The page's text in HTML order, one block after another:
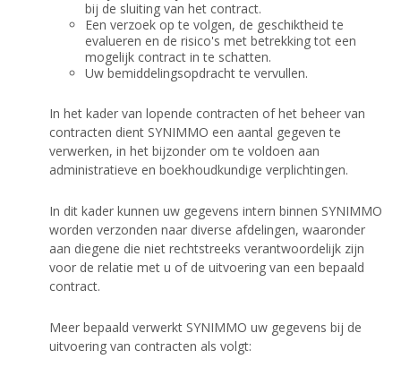
bij de sluiting van het contract.
Een verzoek op te volgen, de geschiktheid te
evalueren en de risico's met betrekking tot een
mogelijk contract in te schatten.
Uw bemiddelingsopdracht te vervullen.
In het kader van lopende contracten of het beheer van
contracten dient SYNIMMO een aantal gegeven te
verwerken, in het bijzonder om te voldoen aan
administratieve en boekhoudkundige verplichtingen.
In dit kader kunnen uw gegevens intern binnen SYNIMMO
worden verzonden naar diverse afdelingen, waaronder
aan diegene die niet rechtstreeks verantwoordelijk zijn
voor de relatie met u of de uitvoering van een bepaald
contract.
Meer bepaald verwerkt SYNIMMO uw gegevens bij de
uitvoering van contracten als volgt: